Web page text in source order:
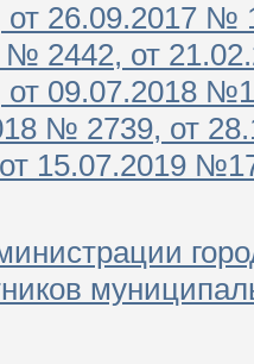
26.09.2017 №
№ 2442, от
09.07.2018
№ 2739, от
15.07.2019